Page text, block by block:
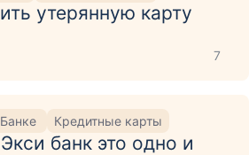
утерянную карту
7
Кредитные карты
банк это одно и